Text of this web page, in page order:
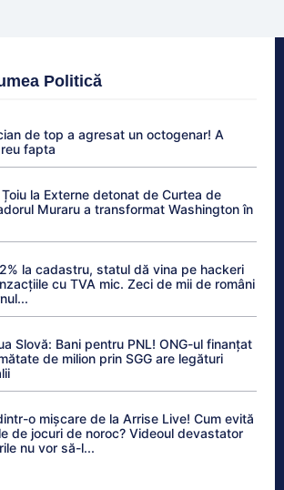
Politică
de top a agresat un octogenar! A
fapta
la Externe detonat de Curtea de
Muraru a transformat Washington în
la cadastru, statul dă vina pe hackeri
cu TVA mic. Zeci de mii de români
Slovă: Bani pentru PNL! ONG-ul finanțat
de milion prin SGG are legături
o mișcare de la Arrise Live! Cum evită
de jocuri de noroc? Videoul devastator
nu vor să-l...